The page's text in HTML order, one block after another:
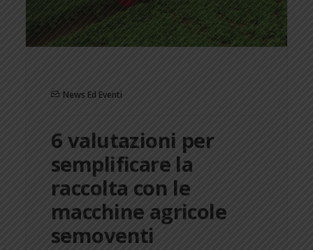
News Ed Eventi
6 valutazioni per
semplificare la
raccolta con le
macchine agricole
semoventi